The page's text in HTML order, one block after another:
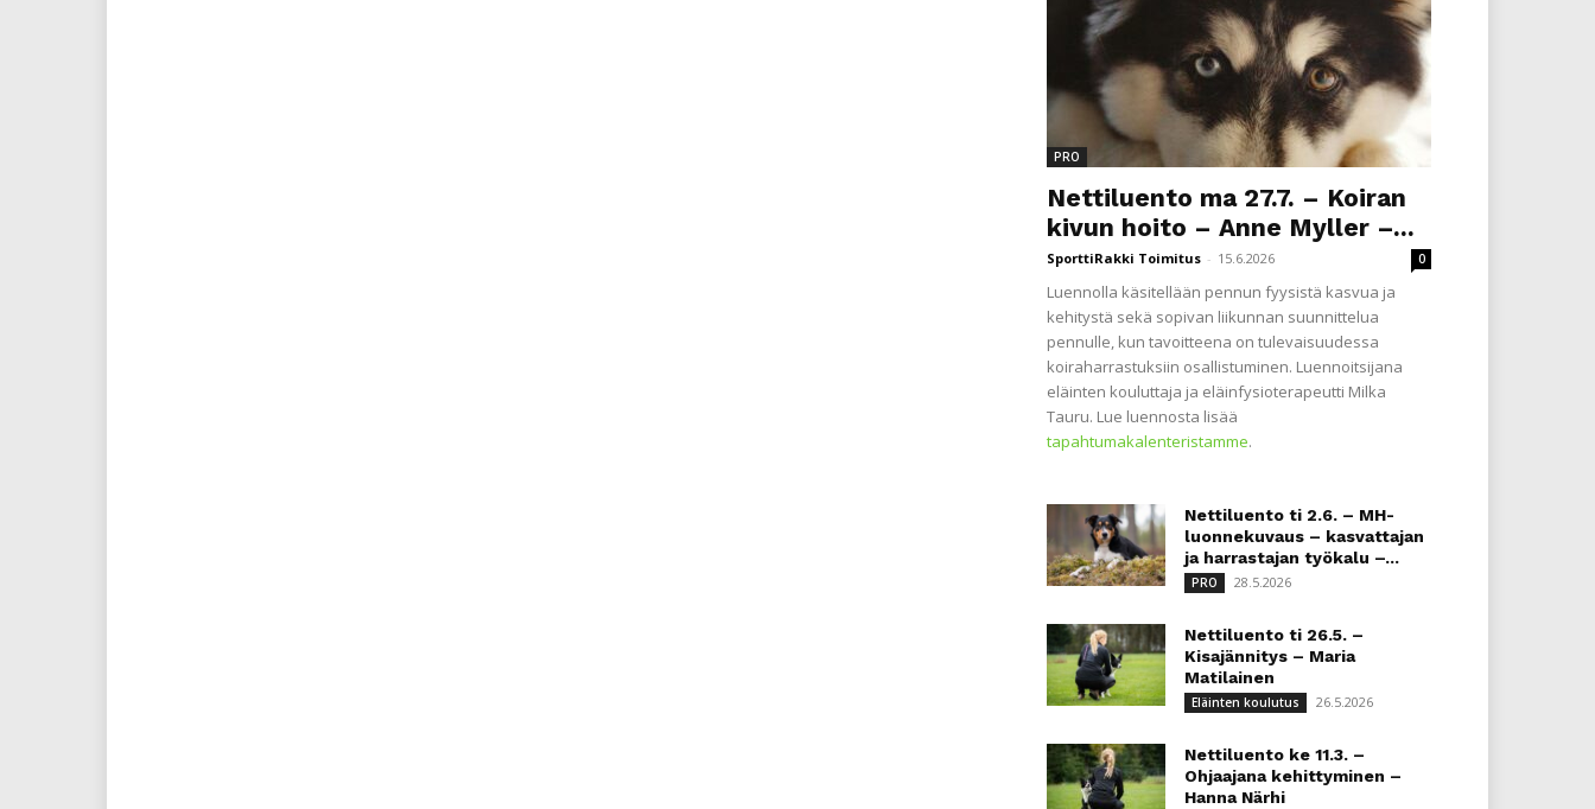
PRO
Nettiluento ma 27.7. – Koiran
kivun hoito – Anne Myller –...
SporttiRakki Toimitus - 15.6.2026 0
Luennolla käsitellään pennun fyysistä kasvua ja
kehitystä sekä sopivan liikunnan suunnittelua
pennulle, kun tavoitteena on tulevaisuudessa
koiraharrastuksiin osallistuminen. Luennoitsijana
eläinten kouluttaja ja eläinfysioterapeutti Milka
Tauru. Lue luennosta lisää
tapahtumakalenteristamme.
Nettiluento ti 2.6. – MH-
luonnekuvaus – kasvattajan
ja harrastajan työkalu –...
PRO 28.5.2026
Nettiluento ti 26.5. –
Kisajännitys – Maria
Matilainen
Eläinten koulutus 26.5.2026
Nettiluento ke 11.3. –
Ohjaajana kehittyminen –
Hanna Närhi